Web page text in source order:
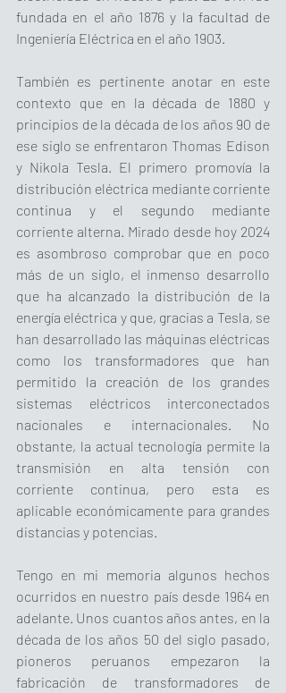
fundada en el año 1876 y la facultad de
Ingeniería Eléctrica en el año 1903.
También es pertinente anotar en este
contexto que en la década de 1880 y
principios de la década de los años 90 de
ese siglo se enfrentaron Thomas Edison
y Nikola Tesla. El primero promovía la
distribución eléctrica mediante corriente
continua y el segundo mediante
corriente alterna. Mirado desde hoy 2024
es asombroso comprobar que en poco
más de un siglo, el inmenso desarrollo
que ha alcanzado la distribución de la
energía eléctrica y que, gracias a Tesla, se
han desarrollado las máquinas eléctricas
como los transformadores que han
permitido la creación de los grandes
sistemas eléctricos interconectados
nacionales e internacionales. No
obstante, la actual tecnología permite la
transmisión en alta tensión con
corriente continua, pero esta es
aplicable económicamente para grandes
distancias y potencias.
Tengo en mi memoria algunos hechos
ocurridos en nuestro país desde 1964 en
adelante. Unos cuantos años antes, en la
década de los años 50 del siglo pasado,
pioneros peruanos empezaron la
fabricación de transformadores de